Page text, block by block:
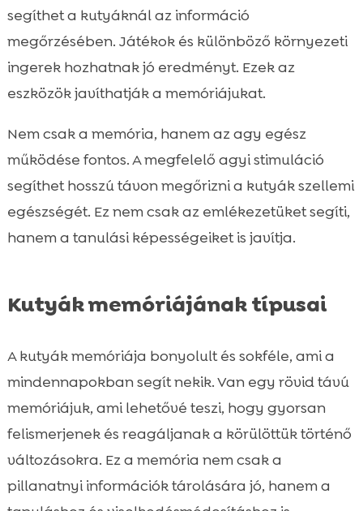
segíthet a kutyáknál az információ
megőrzésében. Játékok és különböző környezeti
ingerek hozhatnak jó eredményt. Ezek az
eszközök javíthatják a memóriájukat.
Nem csak a memória, hanem az agy egész
működése fontos. A megfelelő agyi stimuláció
segíthet hosszú távon megőrizni a kutyák szellemi
egészségét. Ez nem csak az emlékezetüket segíti,
hanem a tanulási képességeiket is javítja.
Kutyák memóriájának típusai
A kutyák memóriája bonyolult és sokféle, ami a
mindennapokban segít nekik. Van egy rövid távú
memóriájuk, ami lehetővé teszi, hogy gyorsan
felismerjenek és reagáljanak a körülöttük történő
változásokra. Ez a memória nem csak a
pillanatnyi információk tárolására jó, hanem a